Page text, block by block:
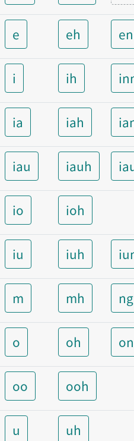
e eh
i ih
ia iah
iau iauh
io ioh
iu iuh
m mh ng
o oh
oo ooh
u uh